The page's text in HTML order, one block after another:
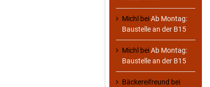
Michl beiAb Montag:
Baustelle an der B15
Michl beiAb Montag:
Baustelle an der B15
Bäckereifreund bei